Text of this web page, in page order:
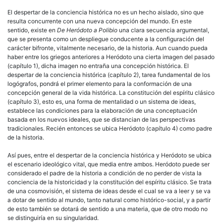
El despertar de la conciencia histórica no es un hecho aislado, sino que
resulta concurrente con una nueva concepción del mundo. En este
sentido, existe en De Heródoto a Polibio una clara secuencia argumental,
que se presenta como un despliegue conducente a la configuración del
carácter bifronte, vitalmente necesario, de la historia. Aun cuando pue­da
haber entre los griegos anteriores a Heródoto una cierta imagen del pasado
(capítulo 1), dicha imagen no entraña una concepción histórica. El
despertar de la conciencia histórica (capítulo 2), tarea fundamental de los
logógrafos, pondrá el primer elemento para la conformación de una
concepción general de la vida histórica. La constitución del espíritu clásico
(capítulo 3), esto es, una forma de mentalidad o un sistema de ideas,
establece las condiciones para la elaboración de una conceptuación
basada en los nuevos ideales, que se distancian de las perspectivas
tradicionales. Recién entonces se ubica Heródoto (capítu­lo 4) como padre
de la historia.
Así pues, entre el despertar de la conciencia histórica y Heródoto se ubica
el escenario ideológico vital, que media entre ambos. Heródoto puede ser
considerado el padre de la historia a condición de no perder de vista la
conciencia de la historicidad y la constitución del espíritu clásico. Se trata
de una cosmovisión, el sistema de ideas desde el cual se va a leer y se va
a dotar de sentido al mundo, tanto natural como histórico-social, y a partir
de esto también se dotará de sentido a una materia, que de otro modo no
se distinguiría en su singularidad.